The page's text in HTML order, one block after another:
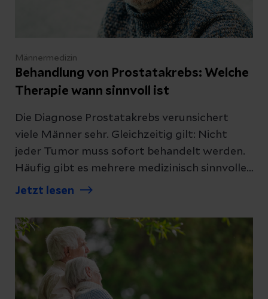
Männermedizin
Behandlung von Prostatakrebs: Welche
Therapie wann sinnvoll ist
Die Diagnose Prostatakrebs verunsichert
viele Männer sehr. Gleichzeitig gilt: Nicht
jeder Tumor muss sofort behandelt werden.
Häufig gibt es mehrere medizinisch sinnvolle
Wege, die sorgfältig gegeneinander
Behandlung geplant wird und welche
Therapie wann sinnvoll ist.
Jetzt lesen